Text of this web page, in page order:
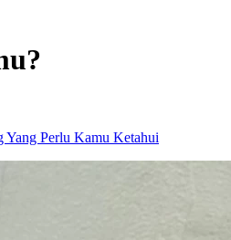
Yang Perlu Kamu Ketahui